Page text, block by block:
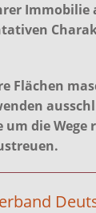
Immobilie
Flächen
die Wege